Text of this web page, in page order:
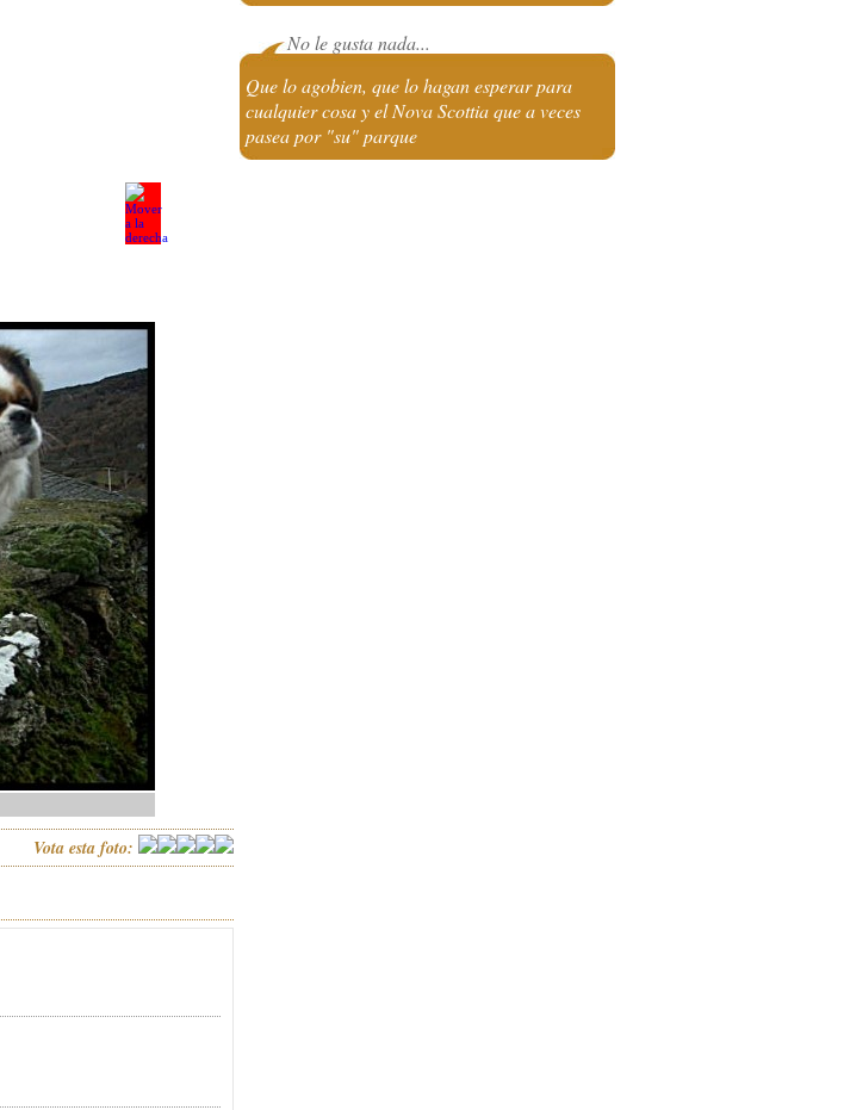
No le gusta nada...
Que lo agobien, que lo hagan esperar para
cualquier cosa y el Nova Scottia que a veces
pasea por "su" parque
Vota esta foto: